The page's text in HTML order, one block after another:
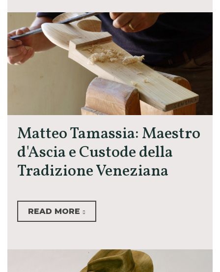
Matteo Tamassia: Maestro
d'Ascia e Custode della
Tradizione Veneziana
READ MORE